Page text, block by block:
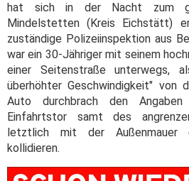
hat sich in der Nacht zum
Mindelstetten (Kreis Eichstätt)
zuständige Polizeiinspektion aus
war ein 30-Jähriger mit seinem
einer Seitenstraße unterwegs,
überhöhter Geschwindigkeit" von
Auto durchbrach den
Einfahrtstor samt des
letztlich mit der Außenmauer
kollidieren.